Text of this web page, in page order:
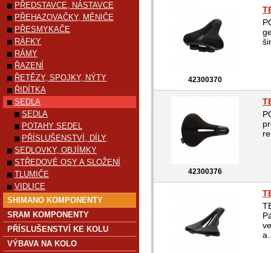
42300370
42300376
PŘEDSTAVCE, NÁSTAVCE
PŘEHAZOVAČKY, MĚNIČE
PŘESMYKAČE
RÁFKY
RÁMY
ŘAZENÍ
ŘETĚZY, SPOJKY, NÝTY
ŘIDÍTKA
SEDLA
SEDLA
POTAHY SEDEL
PŘÍSLUŠENSTVÍ, DÍLY
SEDLOVKY, OBJÍMKY
STŘEDOVÉ OSY A SLOŽENÍ
TLUMIČE
VIDLICE
SHIMANO KOMPONENTY
SRAM KOMPONENTY
PŘÍSLUŠENSTVÍ KE KOLU
VÝBAVA NA KOLO